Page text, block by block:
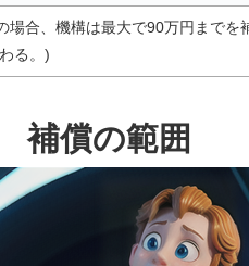
場合、機構は最大で90万円まで
る。)
補償の範囲